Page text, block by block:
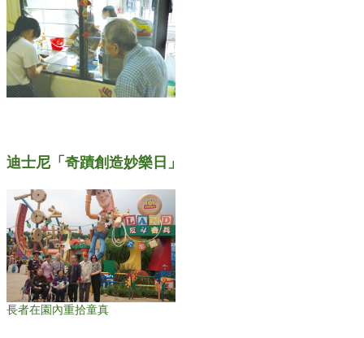
迪士尼「奇蹟創造妙樂日」
長者在園內重拾童真